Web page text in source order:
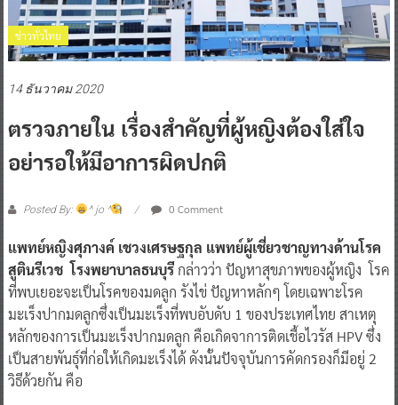
ข่าวทั่วไทย
14 ธันวาคม 2020
ตรวจภายใน เรื่องสำคัญที่ผู้หญิงต้องใส่ใจ
อย่ารอให้มีอาการผิดปกติ
Posted By: ^ jo ^ 0 Comment
แพทย์หญิงศุภางค์ เชวงเศรษฐกุล แพทย์ผู้เชี่ยวชาญทางด้านโรค
สูตินรีเวช โรงพยาบาลธนบุรี กล่าวว่า ปัญหาสุขภาพของผู้หญิง โรค
ที่พบเยอะจะเป็นโรคของมดลูก รังไข่ ปัญหาหลักๆ โดยเฉพาะโรค
มะเร็งปากมดลูกซึ่งเป็นมะเร็งที่พบอับดับ 1 ของประเทศไทย สาเหตุ
หลักของการเป็นมะเร็งปากมดลูก คือเกิดจาการติดเชื้อไวรัส HPV ซึ่ง
เป็นสายพันธุ์ที่ก่อให้เกิดมะเร็งได้ ดังนั้นปัจจุบันการคัดกรองก็มีอยู่ 2
วิธีด้วยกัน คือ